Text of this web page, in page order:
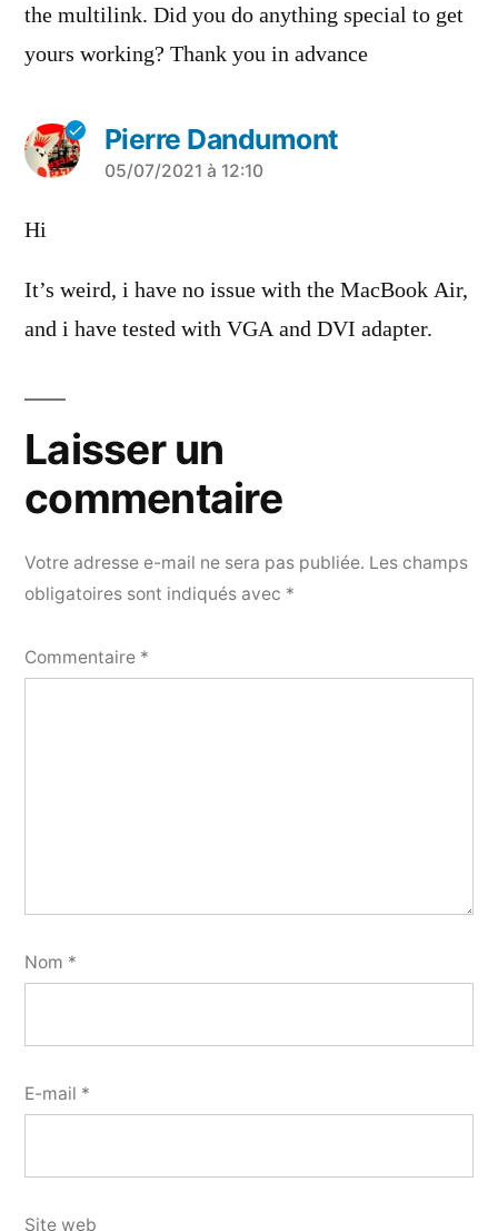
the multilink. Did you do anything special to get
yours working? Thank you in advance
Pierre Dandumont
a
05/07/2021 à 12:10
Hi
It’s weird, i have no issue with the MacBook Air,
and i have tested with VGA and DVI adapter.
Laisser un
commentaire
Votre adresse e-mail ne sera pas publiée. Les champs
obligatoires sont indiqués avec *
Commentaire *
Nom *
E-mail *
Site web